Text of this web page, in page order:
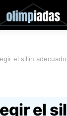
el sillín
el